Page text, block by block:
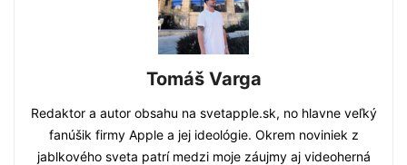
Tomáš Varga
Redaktor a autor obsahu na svetapple.sk, no hlavne veľký
fanúšik firmy Apple a jej ideológie. Okrem noviniek z
jablkového sveta patrí medzi moje záujmy aj videoherná